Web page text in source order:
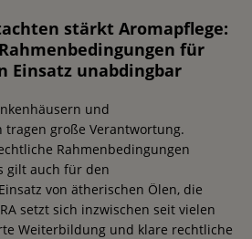
stärkt Aromapflege:
für
Einsatz unabdingbar
und
große Verantwortung.
Rahmenbedingungen
gilt auch für den
von ätherischen Ölen, die
setzt sich inzwischen seit vielen
Weiterbildung und klare rechtliche